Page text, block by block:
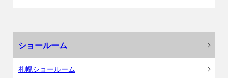
ショールーム
札幌ショールーム